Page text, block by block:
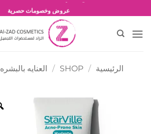
للمحتوى
شحن مجاني للطلبات بقيمة 1500 جنية أو أكثر
عروض وخصومات حصرية
الرئيسية /
SHOP
/ العنايه بالبشره SKIN CARE